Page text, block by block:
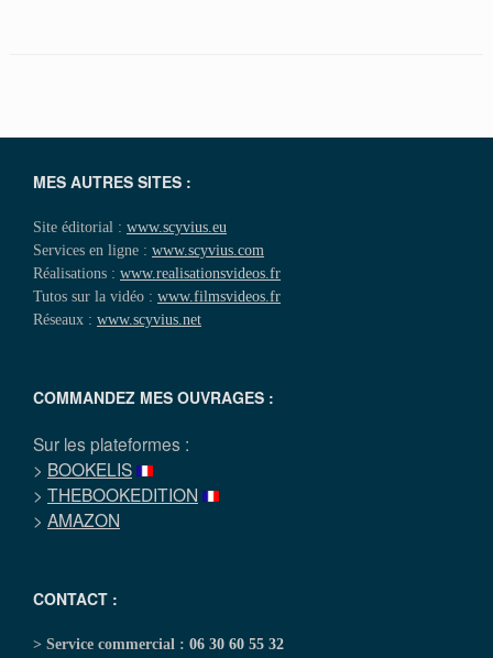
MES AUTRES SITES :
Site éditorial : www.scyvius.eu
Services en ligne : www.scyvius.com
Réalisations : www.realisationsvideos.fr
Tutos sur la vidéo : www.filmsvideos.fr
Réseaux : www.scyvius.net
COMMANDEZ MES OUVRAGES :
Sur les plateformes :
> BOOKELIS
> THEBOOKEDITION
> AMAZON
CONTACT :
> Service commercial : 06 30 60 55 32